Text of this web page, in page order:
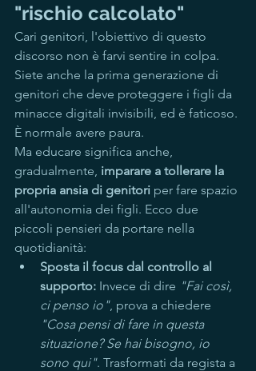
"rischio calcolato"
Cari genitori, l'obiettivo di questo
discorso non è farvi sentire in colpa.
Siete anche la prima generazione di
genitori che deve proteggere i figli da
minacce digitali invisibili, ed è faticoso.
È normale avere paura.
Ma educare significa anche,
gradualmente, imparare a tollerare la
propria ansia di genitori per fare spazio
all'autonomia dei figli. Ecco due
piccoli pensieri da portare nella
quotidianità:
Sposta il focus dal controllo al
supporto: Invece di dire "Fai così,
ci penso io", prova a chiedere
"Cosa pensi di fare in questa
situazione? Se hai bisogno, io
sono qui". Trasformati da regista a